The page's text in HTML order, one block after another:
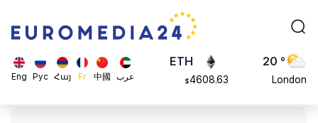
Eng Рус Հայ Fr 中國 عرب
ADA
0.868816
ETH
$4608.63
20 °
London